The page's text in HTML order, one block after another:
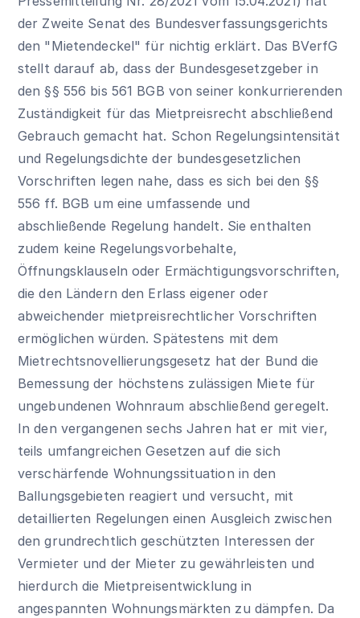
der Zweite Senat des Bundesverfassungsgerichts
den "Mietendeckel" für nichtig erklärt. Das BVerfG
stellt darauf ab, dass der Bundesgesetzgeber in
den§§ 556 bis 561 BGB von seiner konkurrierenden
Zuständigkeit für das Mietpreisrecht abschließend
Gebrauch gemacht hat. Schon Regelungsintensität
und Regelungsdichte der bundesgesetzlichen
Vorschriften legen nahe, dass es sich bei den §§
556 ff. BGB um eine umfassende und
abschließende Regelung handelt. Sie enthalten
zudem keine Regelungsvorbehalte,
Öffnungsklauseln oder Ermächtigungsvorschriften,
die den Ländern den Erlass eigener oder
abweichender mietpreisrechtlicher Vorschriften
ermöglichen würden. Spätestens mit dem
Mietrechtsnovellierungsgesetz hat der Bund die
Bemessung der höchstens zulässigen Miete für
ungebundenen Wohnraum abschließend geregelt.
In den vergangenen sechs Jahren hat er mit vier,
teils umfangreichen Gesetzen auf die sich
verschärfende Wohnungssituation in den
Ballungsgebieten reagiert und versucht, mit
detaillierten Regelungen einen Ausgleich zwischen
den grundrechtlich geschützten Interessen der
Vermieter und der Mieter zu gewährleisten und
hierdurch die Mietpreisentwicklung in
angespannten Wohnungsmärkten zu dämpfen. Da